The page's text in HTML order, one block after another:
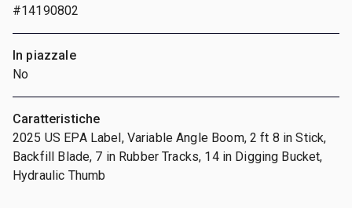
#14190802
In piazzale
No
Caratteristiche
2025 US EPA Label, Variable Angle Boom, 2 ft 8 in Stick,
Backfill Blade, 7 in Rubber Tracks, 14 in Digging Bucket,
Hydraulic Thumb